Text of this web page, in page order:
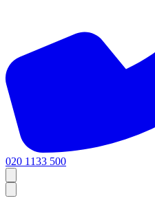
020 1133 500